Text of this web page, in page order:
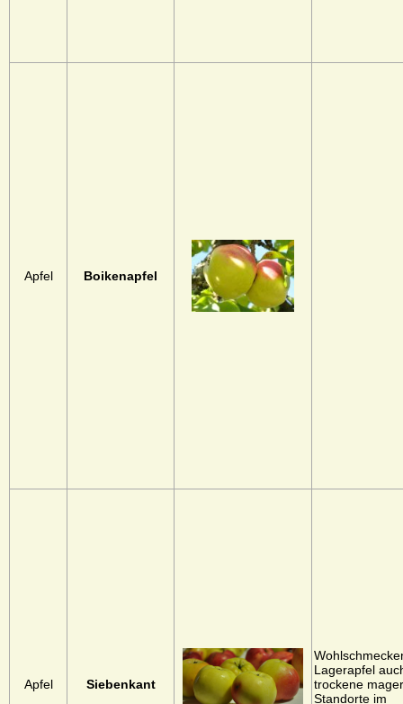
Apfel Boikenapfel
Apfel Siebenkant
Lagerapfel
trockene
Standorte im